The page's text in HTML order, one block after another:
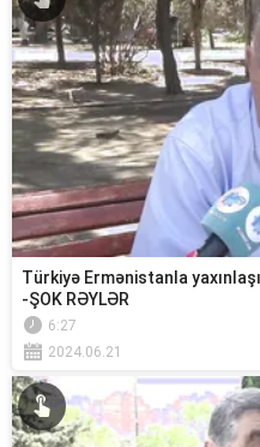
Türkiyə Ermənistanla
-ŞOK RƏYLƏR
6:27
2024.06.21